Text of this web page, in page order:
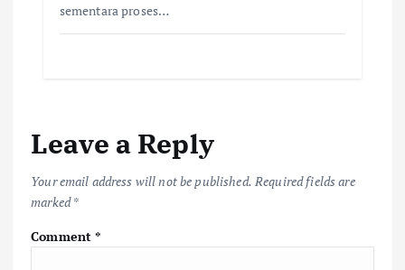
sementara proses…
Leave a Reply
Your email address will not be published. Required fields are
marked*
Comment*